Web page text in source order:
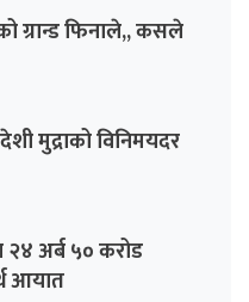
ग्रान्ड फिनाले,, कसले
मुद्राको विनिमयदर
२४ अर्ब ५० करोड
आयात